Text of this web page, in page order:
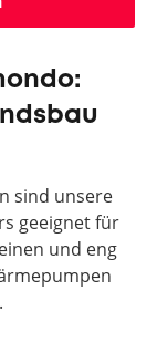
sind unsere
geeignet für
und eng